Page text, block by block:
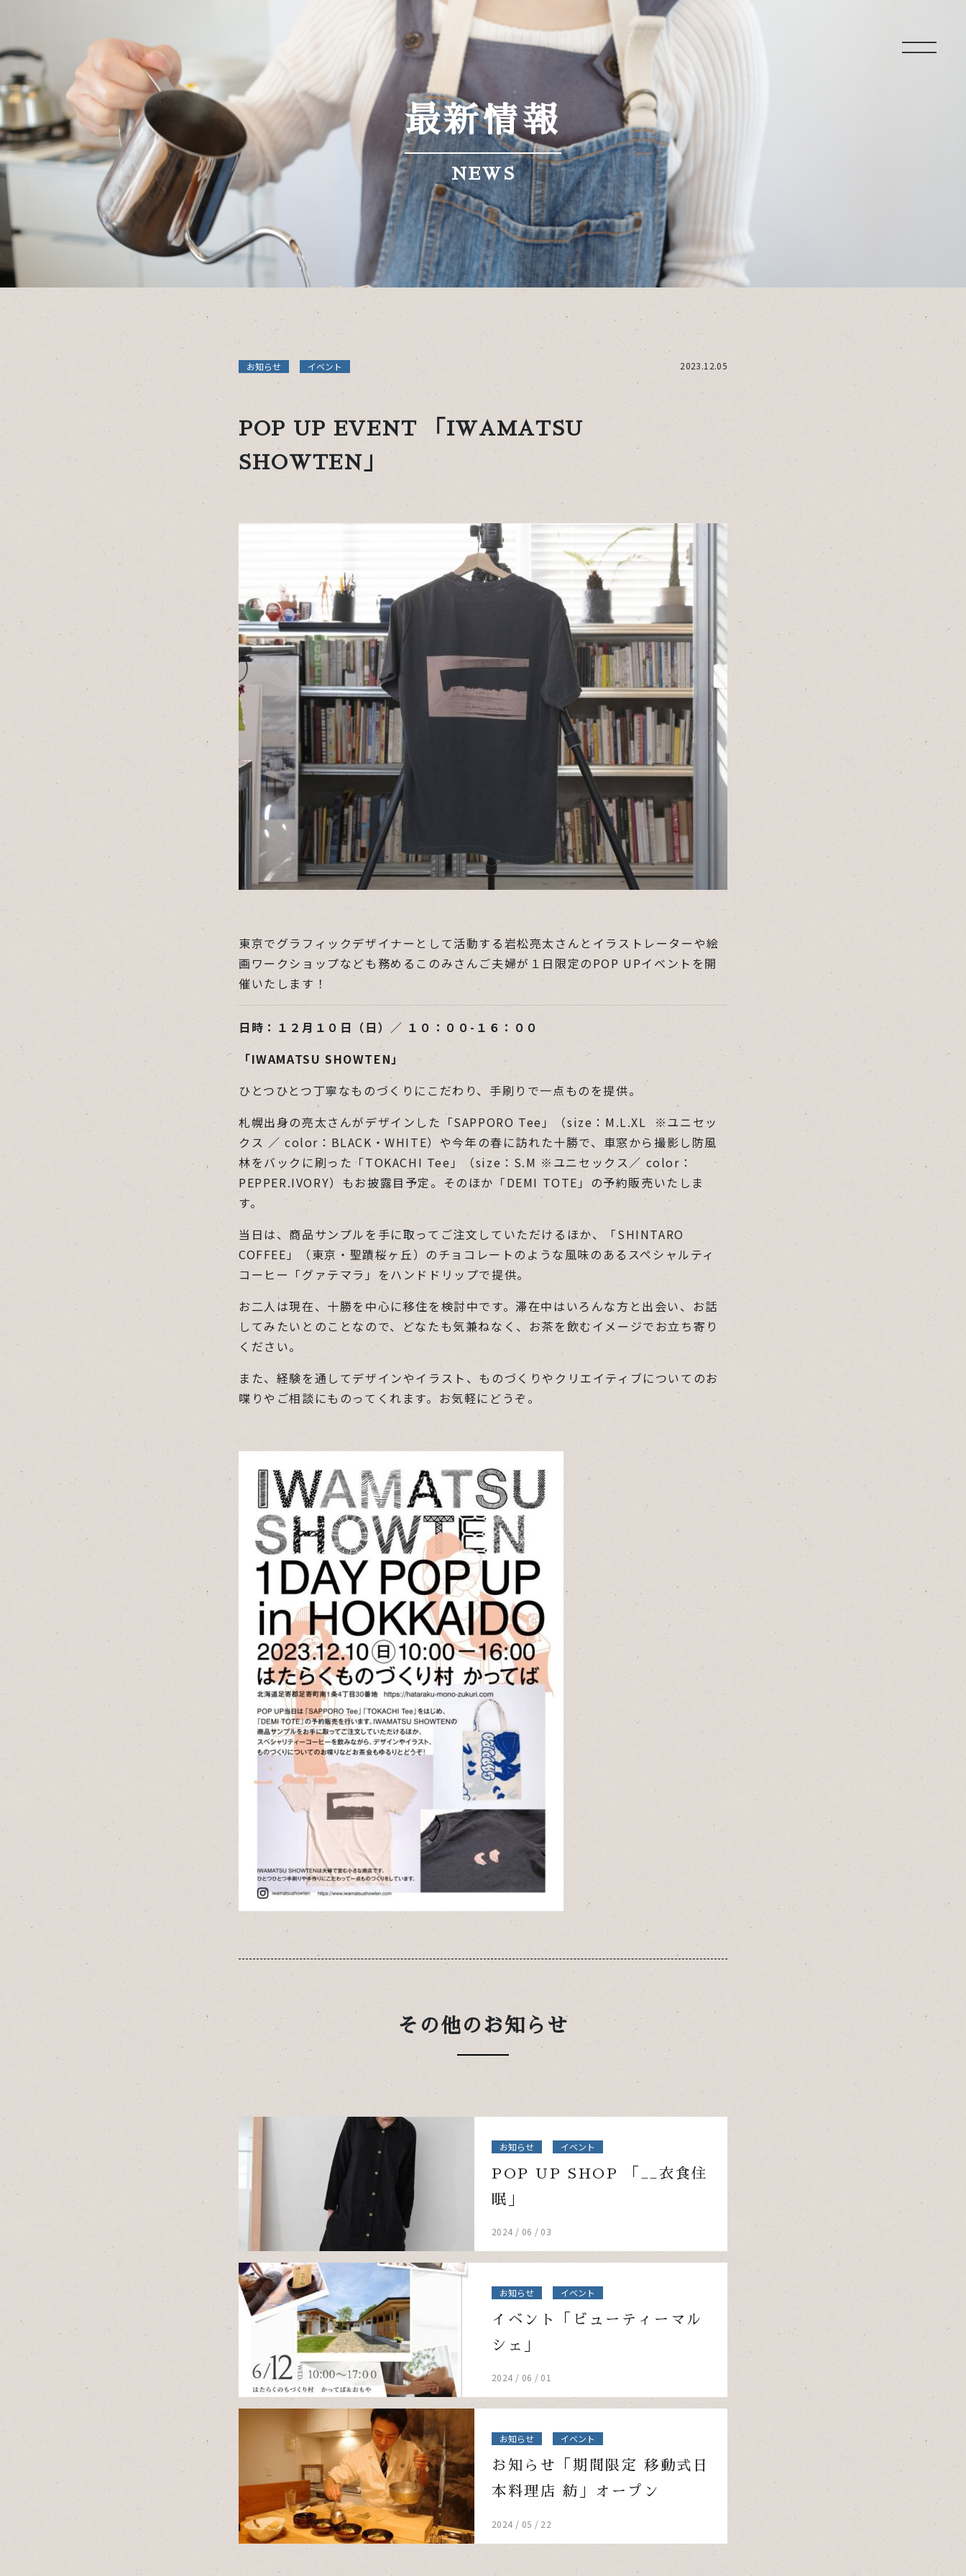
最新情報
NEWS
お知らせ イベント 2023.12.05
POP UP EVENT 「IWAMATSU
SHOWTEN」
東京でグラフィックデザイナーとして活動する岩松亮太さんとイラストレーターや絵
画ワークショップなども務めるこのみさんご夫婦が１日限定のPOP UPイベントを開
催いたします！
日時：１２月１０日（日）／ １０：００-１６：００
「IWAMATSU SHOWTEN」
ひとつひとつ丁寧なものづくりにこだわり、 手刷りで一点​ものを提供。
札幌出身の亮太さんがデザインした 「SAPPORO Tee」（size：M.L.XL ※ユニセッ
クス ／ color：BLACK・WHITE）や今年の春に訪れた十勝で、車窓から撮影し防風
林をバックに刷った「TOKACHI Tee」（size：S.M ※ユニセックス／ color：
PEPPER.IVORY）もお披露目予定。そのほか「DEMI TOTE」の予約販売いたしま
す。
当日は、商品サンプルを手に取ってご注文していただけるほか、
「SHINTARO
COFFEE」（東京・聖蹟桜ヶ丘）のチョコレートのような風味のあるスペシャルティ
コーヒー「グァテマラ」をハンドドリップで提供。
お二人は現在、十勝を中心に移住を検討中です。滞在中はいろんな方と出会い、お話
してみたいとのことなので、どなたも気兼ねなく、お茶を飲むイメージでお立ち寄り
ください。
また、経験を通してデザインやイラスト、ものづくりやクリエイティブについてのお
喋りやご相談にものってくれます。お気軽にどうぞ。
その他のお知らせ
お知らせ イベント
POP UP SHOP 「__衣食住
眠」
2024 / 06 / 03
お知らせ イベント
イベント「ビューティーマル
シェ」
2024 / 06 / 01
お知らせ イベント
お知らせ「期間限定 移動式日
本料理店 紡」オープン
2024 / 05 / 22